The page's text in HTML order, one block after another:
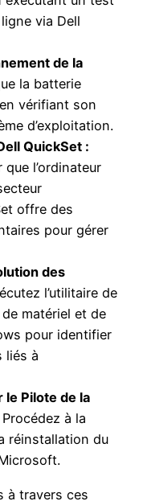
via Dell
de la
la batterie
vérifiant son
d’exploitation.
QuickSet :
l’ordinateur
offre des
pour gérer
des
l’utilitaire de
matériel et de
pour identifier
liés à
le Pilote de la
Procédez à la
réinstallation du
à travers ces